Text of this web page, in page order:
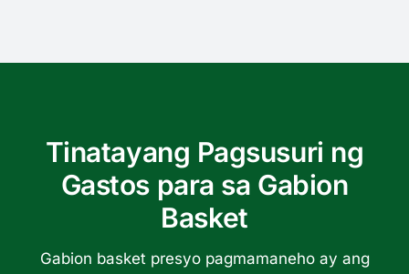
Tinatayang Pagsusuri ng
Gastos para sa Gabion
Basket
Gabion basket presyo pagmamaneho ay ang